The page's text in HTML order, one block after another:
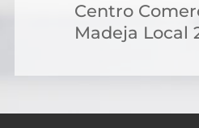
Centro
Madeja Local